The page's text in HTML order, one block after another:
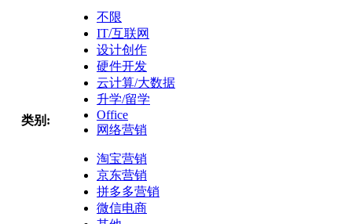
类别:
不限
IT/互联网
设计创作
硬件开发
云计算/大数据
升学/留学
Office
网络营销
淘宝营销
京东营销
拼多多营销
微信电商